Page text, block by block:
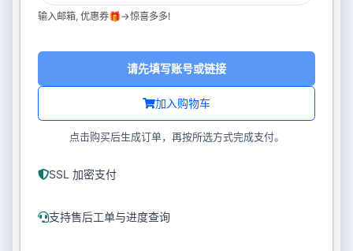
输入邮箱, 优惠券🎁->惊喜多多!
加入购物车
请先填写账号或链接
点击购买后生成订单，再按所选方式完成支付。
SSL 加密支付
支持售后工单与进度查询